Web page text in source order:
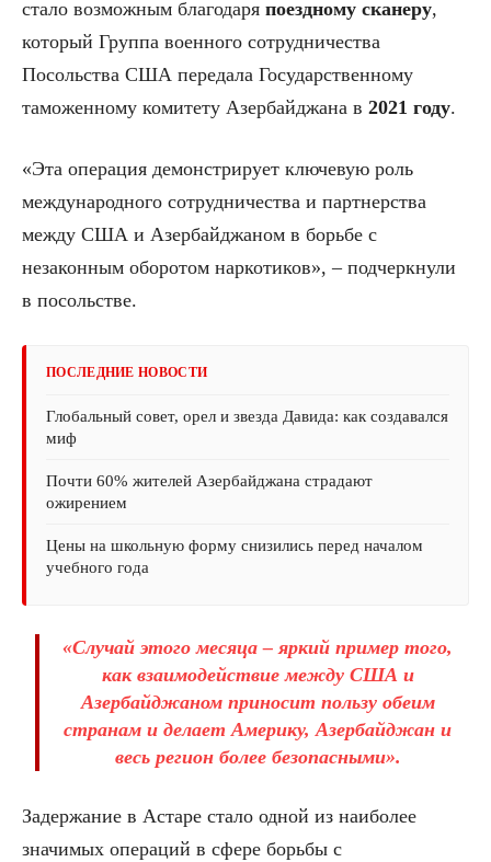
стало возможным благодаря поездному сканеру,
который Группа военного сотрудничества
Посольства США передала Государственному
таможенному комитету Азербайджана в 2021 году.
«Эта операция демонстрирует ключевую роль
международного сотрудничества и партнерства
между США и Азербайджаном в борьбе с
незаконным оборотом наркотиков», – подчеркнули
в посольстве.
ПОСЛЕДНИЕ НОВОСТИ
Глобальный совет, орел и звезда Давида: как создавался
миф
Почти 60% жителей Азербайджана страдают
ожирением
Цены на школьную форму снизились перед началом
учебного года
«Случай этого месяца – яркий пример того,
как взаимодействие между США и
Азербайджаном приносит пользу обеим
странам и делает Америку, Азербайджан и
весь регион более безопасными».
Задержание в Астаре стало одной из наиболее
значимых операций в сфере борьбы с